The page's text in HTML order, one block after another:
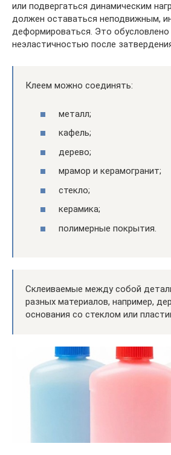
или подвергаться динамическим
должен оставаться неподвижным,
деформироваться. Это обусловлено
неэластичностью после
Клеем можно соединять:
металл;
кафель;
дерево;
мрамор и керамогранит;
стекло;
керамика;
полимерные покрытия.
Склеиваемые между собой
разных материалов, например,
основания со стеклом или